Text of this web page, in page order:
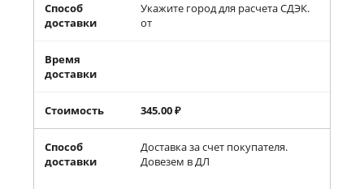
Способ
доставки
Укажите город для расчета СДЭК.
от
Время
доставки
Стоимость 345.00 ₽
Способ
доставки
Доставка за счет покупателя.
Довезем в ДЛ